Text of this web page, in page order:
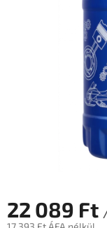
22 089 Ft